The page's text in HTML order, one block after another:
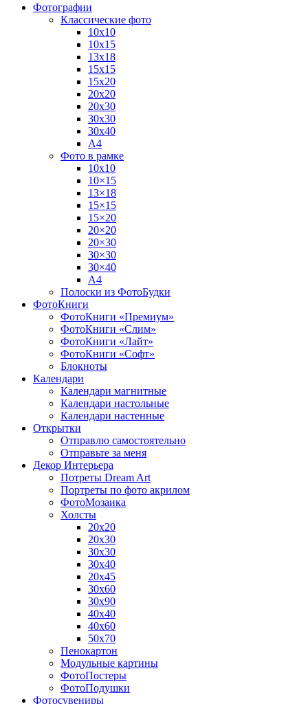
Фотографии
Классические фото
10х10
10х15
13х18
15х15
15х20
20х20
20х30
30х30
30х40
А4
Фото в рамке
10х10
10×15
13×18
15×15
15×20
20×20
20×30
30×30
30×40
A4
Полоски из ФотоБудки
ФотоКниги
ФотоКниги «Премиум»
ФотоКниги «Слим»
ФотоКниги «Лайт»
ФотоКниги «Софт»
Блокноты
Календари
Календари магнитные
Календари настольные
Календари настенные
Открытки
Отправлю самостоятельно
Отправьте за меня
Декор Интерьера
Потреты Dream Art
Портреты по фото акрилом
ФотоМозаика
Холсты
20х20
20х30
30х30
30х40
20х45
30х60
30х90
40х40
40х60
50х70
Пенокартон
Модульные картины
ФотоПостеры
ФотоПодушки
Фотоcувениры